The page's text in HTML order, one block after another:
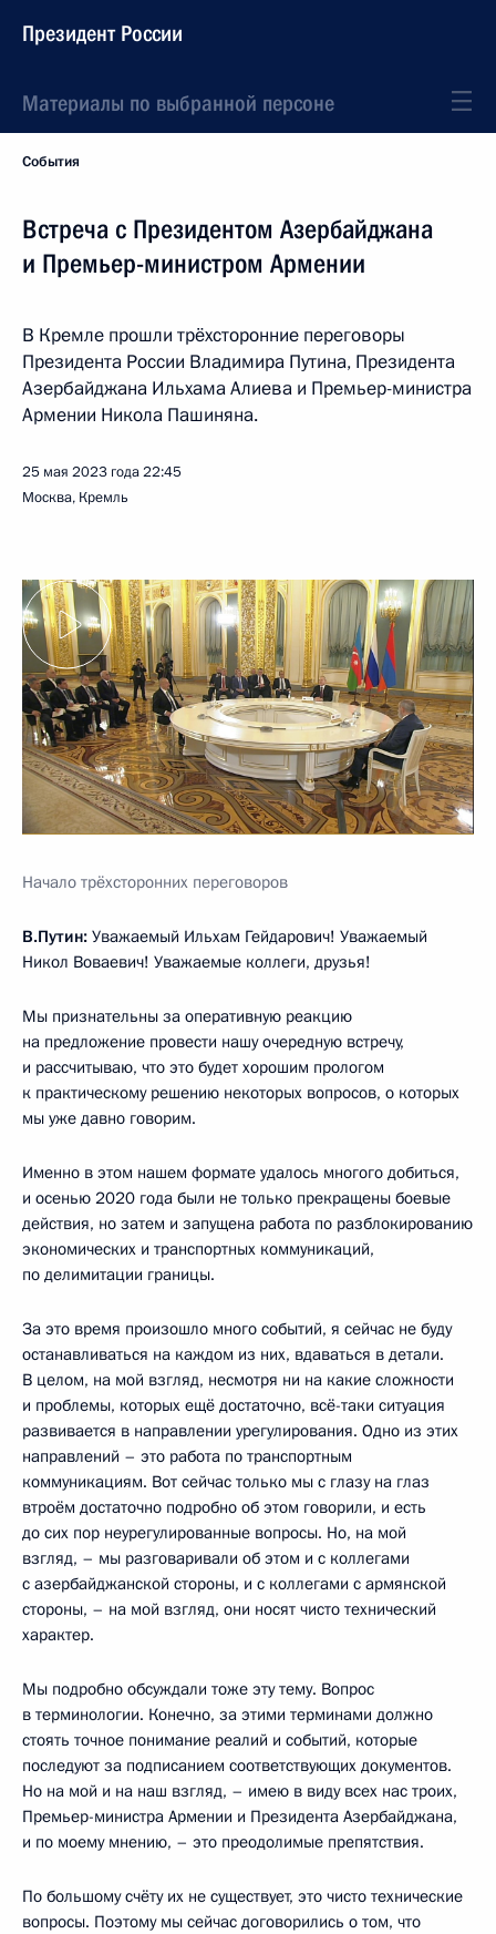
Президент России
Материалы по выбранной персоне
События
Встреча с Президентом Азербайджана
и Премьер-министром Армении
В Кремле прошли трёхсторонние переговоры
Президента России Владимира Путина, Президента
Азербайджана Ильхама Алиева и Премьер-министра
Армении Никола Пашиняна.
25 мая 2023 года22:45
Москва, Кремль
Начало трёхсторонних переговоров
В.Путин: Уважаемый Ильхам Гейдарович! Уважаемый
Никол Воваевич! Уважаемые коллеги, друзья!
Мы признательны за оперативную реакцию
на предложение провести нашу очередную встречу,
и рассчитываю, что это будет хорошим прологом
к практическому решению некоторых вопросов, о которых
мы уже давно говорим.
Именно в этом нашем формате удалось многого добиться,
и осенью 2020 года были не только прекращены боевые
действия, но затем и запущена работа по разблокированию
экономических и транспортных коммуникаций,
по делимитации границы.
За это время произошло много событий, я сейчас не буду
останавливаться на каждом из них, вдаваться в детали.
В целом, на мой взгляд, несмотря ни на какие сложности
и проблемы, которых ещё достаточно, всё-таки ситуация
развивается в направлении урегулирования. Одно из этих
направлений – это работа по транспортным
коммуникациям. Вот сейчас только мы с глазу на глаз
втроём достаточно подробно об этом говорили, и есть
до сих пор неурегулированные вопросы. Но, на мой
взгляд, – мы разговаривали об этом и с коллегами
с азербайджанской стороны, и с коллегами с армянской
стороны, – на мой взгляд, они носят чисто технический
характер.
Мы подробно обсуждали тоже эту тему. Вопрос
в терминологии. Конечно, за этими терминами должно
стоять точное понимание реалий и событий, которые
последуют за подписанием соответствующих документов.
Но на мой и на наш взгляд, – имею в виду всех нас троих,
Премьер-министра Армении и Президента Азербайджана,
и по моему мнению, – это преодолимые препятствия.
По большому счёту их не существует, это чисто технические
вопросы. Поэтому мы сейчас договорились о том, что